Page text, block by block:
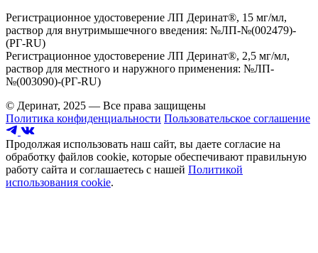
Регистрационное удостоверение ЛП Деринат®, 15 мг/мл,
раствор для внутримышечного введения: №ЛП-№(002479)-
(РГ-RU)
Регистрационное удостоверение ЛП Деринат®, 2,5 мг/мл,
раствор для местного и наружного применения: №ЛП-
№(003090)-(РГ-RU)
© Деринат, 2025 — Все права защищены
Политика конфиденциальности Пользовательское соглашение
Продолжая использовать наш сайт, вы даете согласие на
обработку файлов cookie, которые обеспечивают правильную
работу сайта и соглашаетесь с нашей Политикой
использования cookie.